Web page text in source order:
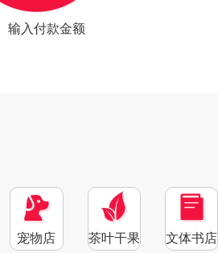
输入付款金额
宠物店 茶叶干果 文体书店